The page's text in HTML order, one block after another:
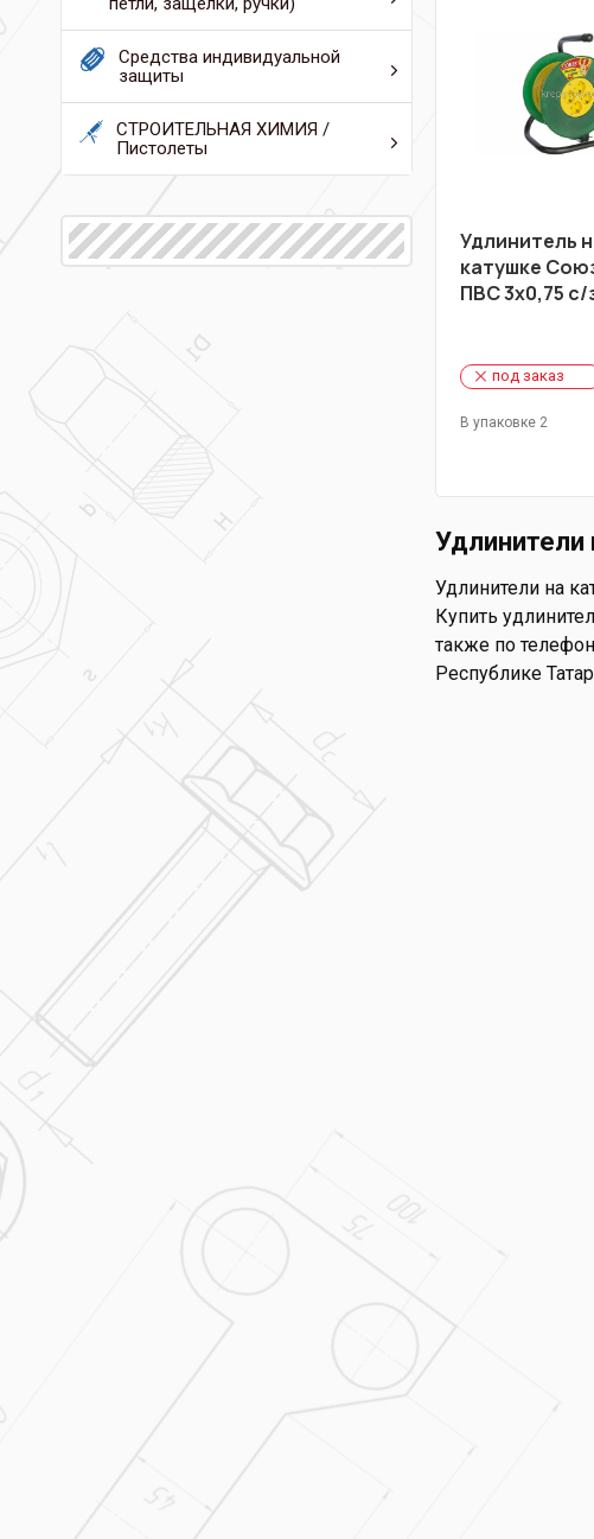
Средства индивидуальной
защиты
СТРОИТЕЛЬНАЯ ХИМИЯ /
Пистолеты
Удлинитель
катушке
ПВС 3х0,75 c/
под заказ
В упаковке 2
Удлинители
Удлинители на
Купить
также по
Республике